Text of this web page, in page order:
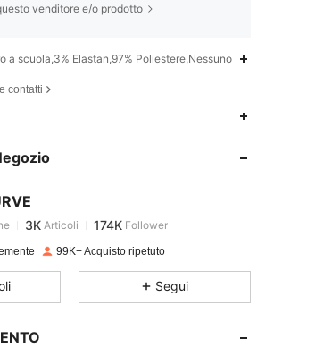
venditore e/o prodotto
a scuola,3% Elastan,97% Poliestere,Nessuno
contatti
3K
1 giorno fa
3K 174K
99K+ Acquisto ripetuto
Segui